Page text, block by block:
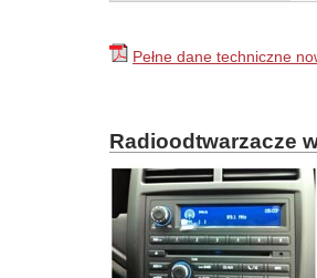
Pełne dane techniczne
Radioodtwarzacze